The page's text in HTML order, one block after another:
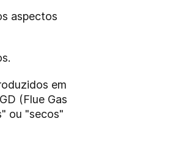
aspectos
em
(Flue Gas
ou "secos"